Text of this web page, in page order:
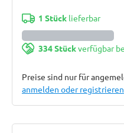
1 Stücklieferbar
334 Stückverfügbar
Preise sind nur für
anmelden oder registrieren